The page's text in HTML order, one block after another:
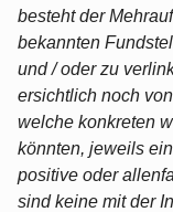
besteht der
bekannten
und / oder zu
ersichtlich noch
welche konkreten
könnten, jeweils
positive oder
sind keine mit der